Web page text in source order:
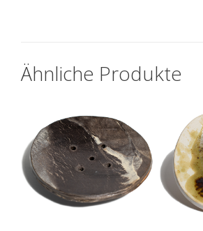
Ähnliche Produkte